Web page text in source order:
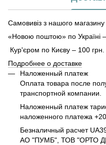
Самовивіз з нашого
«Новою поштою» по Україні
Кур'єром по Києву – 100 грн.
Подробнее о доставке
Наложенный платеж
Оплата товара после
транспортной компании.
Наложенный платеж
наложенного платежа +20
Безналичный расчет
АО "ПУМБ", ТОВ "ОРТО